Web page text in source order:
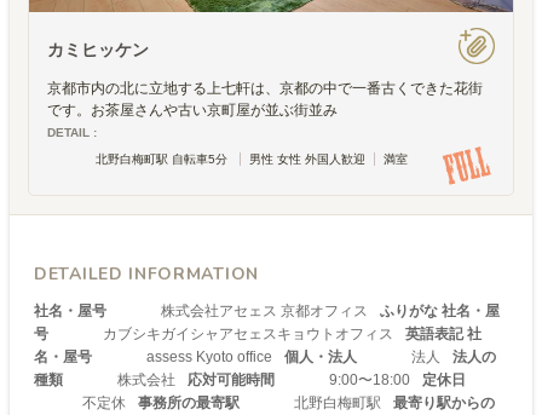
カミヒッケン
京都市内の北に立地する上七軒は、京都の中で一番古くできた花街
です。お茶屋さんや古い京町屋が並ぶ街並み
DETAIL :
北野白梅町駅 自転車5分
男性 女性 外国人歓迎 満室
DETAILED INFORMATION
社名・屋号 株式会社アセェス 京都オフィス
ふりがな 社名・屋
号
カブシキガイシャアセェスキョウトオフィス
英語表記 社
名・屋号
assess Kyoto office 個人・法人 法人
法人の
種類
株式会社 応対可能時間 9:00〜18:00
定休日
不定休
事務所の最寄駅 北野白梅町駅
最寄り駅からの